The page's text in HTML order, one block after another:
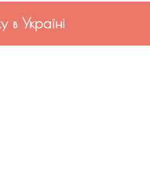
в Україні